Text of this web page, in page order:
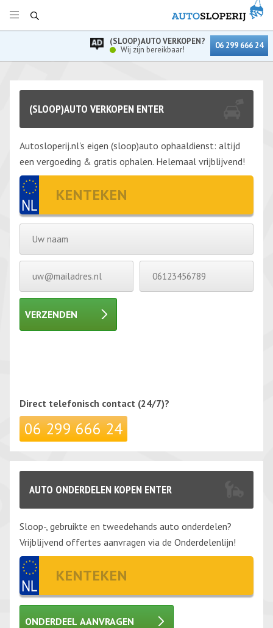
(SLOOP)AUTO VERKOPEN?
Wij zijn bereikbaar!
06 299 666 24
(SLOOP)AUTO VERKOPEN ENTER
Autosloperij.nl's eigen (sloop)auto ophaaldienst: altijd
een vergoeding & gratis ophalen. Helemaal vrijblijvend!
VERZENDEN
Direct telefonisch contact (24/7)?
06 299 666 24
AUTO ONDERDELEN KOPEN ENTER
Sloop-, gebruikte en tweedehands auto onderdelen?
Vrijblijvend offertes aanvragen via de Onderdelenlijn!
ONDERDEEL AANVRAGEN